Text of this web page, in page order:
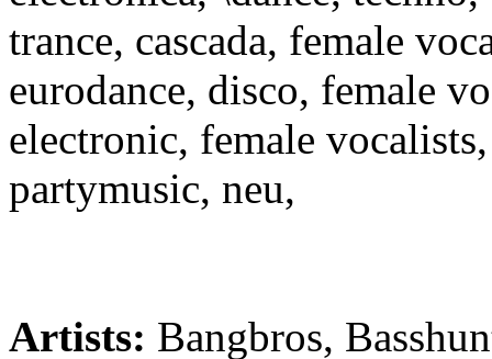
trance, cascada, female
eurodance, disco, female
electronic, female
partymusic, neu,
Artists: Bangbros,